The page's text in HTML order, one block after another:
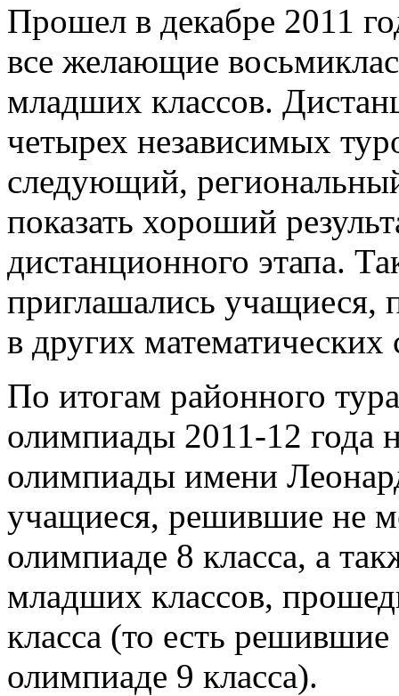
Прошел в декабре 2011
все желающие
младших классов.
четырех независимых
следующий,
показать хороший
дистанционного этапа.
приглашались учащиеся,
в других математических
По итогам районного
олимпиады 2011-12 года
олимпиады имени
учащиеся, решившие не
олимпиаде 8 класса, а
младших классов,
класса (то есть
олимпиаде 9 класса).